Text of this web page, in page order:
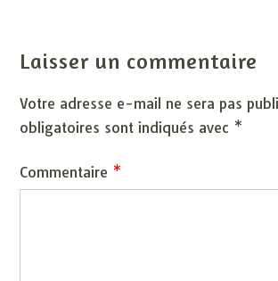
Laisser un commentaire
Votre adresse e-mail ne sera pas
obligatoires sont indiqués avec *
Commentaire *